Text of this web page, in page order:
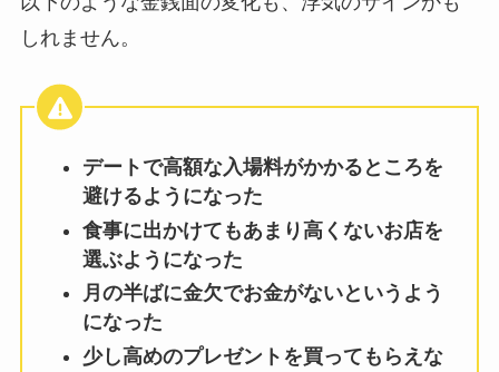
しれません。
デートで高額な入場料がかかるところを
避けるようになった
食事に出かけてもあまり高くないお店を
選ぶようになった
月の半ばに金欠でお金がないというよう
になった
少し高めのプレゼントを買ってもらえな